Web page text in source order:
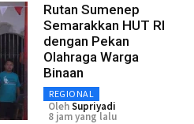
Rutan Sumenep
Semarakkan HUT RI
dengan Pekan
Olahraga Warga
Binaan
REGIONAL
OlehSupriyadi
8 jam yang lalu